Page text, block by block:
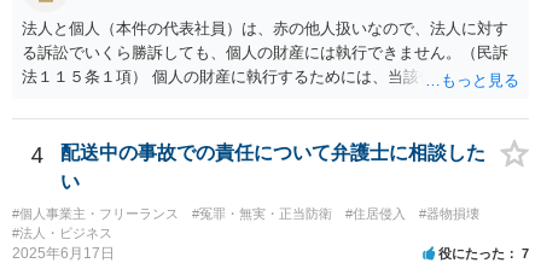
確実に認められる事案ではないと思われるため，法的手続きまでは行
わず，協議によって適切な範囲での支払いに関する合意を目指す方が
良いかと思われます。 【③について】 事実か否かにかかわらず，相手
は，発信者自身の情報の開示を受けた上で，発進した当人に対する損
害賠償請求等を行うことも可能です。
法人と個人（本件の代表社員）は、赤の他人扱いなので、法人に対す
る訴訟でいくら勝訴しても、個人の財産には執行できません。（民訴
法１１５条１項） 個人の財産に執行するためには、当該個人に対して
ります。貴殿が被告になった場合は、「彼氏」の干渉を受けずに応訴
することができます。「彼女」氏は、故意又は重過失を立証する必要
があります。 なお、仮に会社法４２９条の責任が認められ敗訴した場
３０条）。「彼女」氏は、５０万円の範囲内でどちらにいくら請求し
てもよく、支払った人はその半額をもう一人の代表社員に請求（求
4
配送中の事故での責任について弁護士に相談した
い
#個人事業主・フリーランス #冤罪・無実・正当防衛 #住居侵入
#器物損壊
#法人・ビジネス
2025年6月17日 役にたった 7